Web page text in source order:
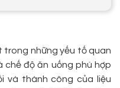
trong những yếu tố quan
chế độ ăn uống phù hợp
và thành công của liệu